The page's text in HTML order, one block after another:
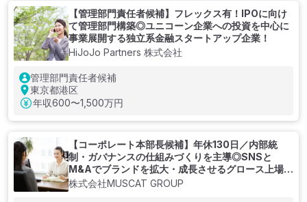
【管理部門責任者候補】フレックス有！IPOに向け
て管理部門構築◎ユニコーン企業への投資を中心に
事業展開する独立系金融スタートアップ企業！
HiJoJo Partners 株式会社
管理部門責任者候補
東京都港区
年収600〜1,500万円
【コーポレート本部長候補】年休130日／内部統
制・ガバナンスの仕組みづくりを主導◎SNSと
M&Aでブランドを拡大・成長させるグロース上場企
業
株式会社MUSCAT GROUP